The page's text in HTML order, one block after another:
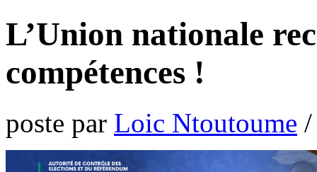
L’Union nationale
compétences !
poste par Loic Ntoutoume